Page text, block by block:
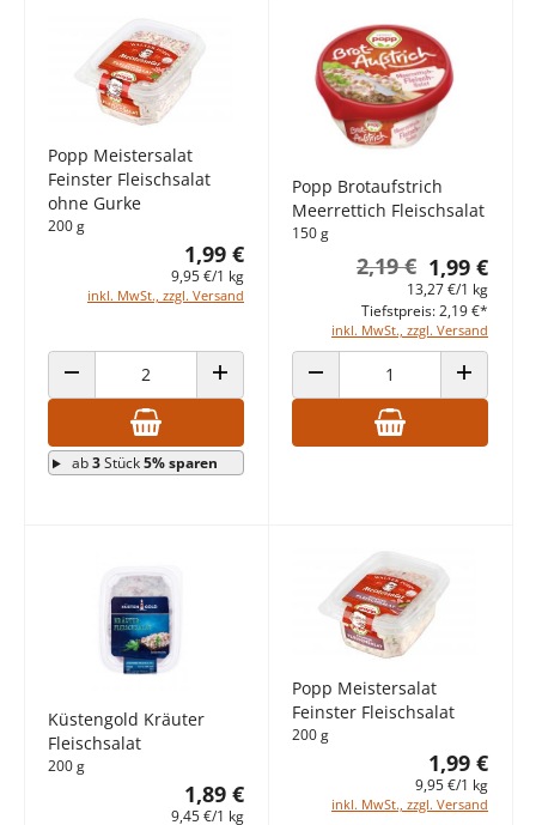
Popp Meistersalat
Feinster Fleischsalat
ohne Gurke
200 g
1,99 €
9,95 €/1 kg
inkl. MwSt., zzgl. Versand
ANZAHL VERRINGERN ANZAHL ERHÖHEN
ab3Stück5% sparen
Popp Brotaufstrich
Meerrettich Fleischsalat
150 g
1,99 €
2,19 €
13,27 €/1 kg
inkl. MwSt., zzgl. Versand
Tiefstpreis: 2,19 €*
ANZAHL VERRINGERN ANZAHL
Küstengold Kräuter
Fleischsalat
200 g
1,89 €
9,45 €/1 kg
Popp Meistersalat
Feinster Fleischsalat
200 g
1,99 €
9,95 €/1 kg
inkl. MwSt., zzgl. Versand